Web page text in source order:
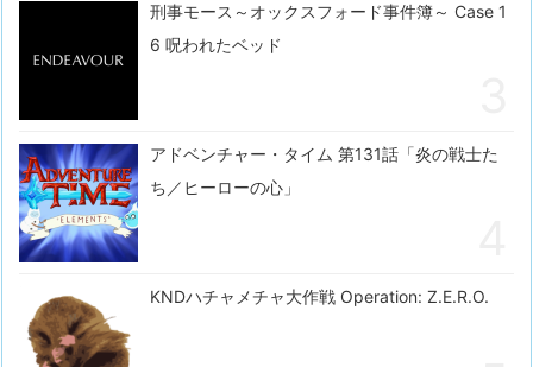
刑事モース～オックスフォード事件簿～ Case 1
6 呪われたベッド
アドベンチャー・タイム 第131話「炎の戦士た
ち／ヒーローの心」
KNDハチャメチャ大作戦 Operation: Z.E.R.O.